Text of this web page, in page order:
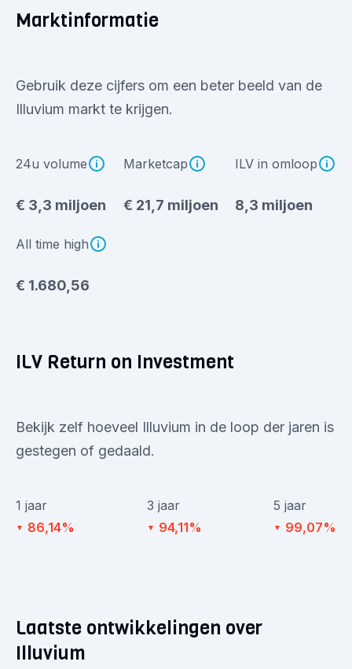
Marktinformatie
Gebruik deze cijfers om een beter beeld van de
Illuvium markt te krijgen.
24u volume
€ 3,3 miljoen
Marketcap
€ 21,7 miljoen
ILV in omloop
8,3 miljoen
All time high
€ 1.680,56
ILV Return on Investment
Bekijk zelf hoeveel Illuvium in de loop der jaren is
gestegen of gedaald.
1 jaar
▼ 86,14%
3 jaar
▼ 94,11%
5 jaar
▼ 99,07%
Laatste ontwikkelingen over
Illuvium